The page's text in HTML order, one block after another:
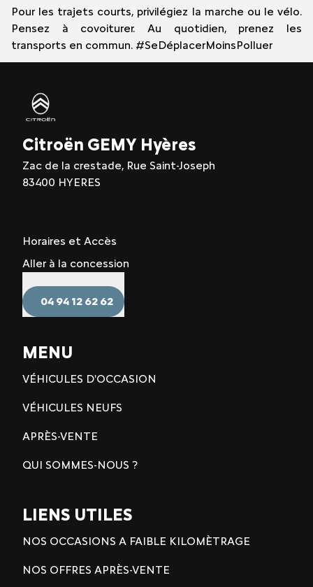
Pour les trajets courts, privilégiez la marche ou le vélo.
Pensez à covoiturer. Au quotidien, prenez les
transports en commun. #SeDéplacerMoinsPolluer
Citroën GEMY Hyères
Zac de la crestade, Rue Saint-Joseph
83400 HYERES
Horaires et Accès
Aller à la concession
04 94 12 62 62
MENU
VÉHICULES D'OCCASION
VÉHICULES NEUFS
APRÈS-VENTE
QUI SOMMES-NOUS ?
LIENS UTILES
NOS OCCASIONS A FAIBLE KILOMÈTRAGE
NOS OFFRES APRÈS-VENTE